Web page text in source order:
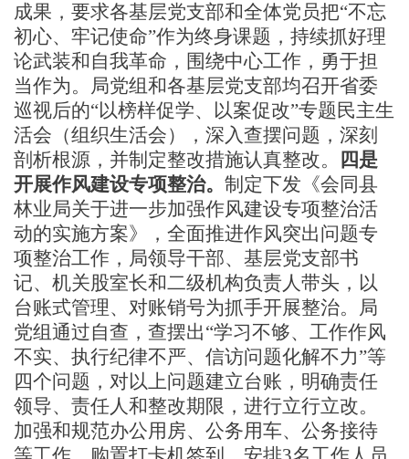
成果，要求各基层党支部和全体党员把“不忘
初心、牢记使命”作为终身课题，持续抓好理
论武装和自我革命，围绕中心工作，勇于担
当作为。局党组和各基层党支部均召开省委
巡视后的“以榜样促学、以案促改”专题民主生
活会（组织生活会），深入查摆问题，深刻
剖析根源，并制定整改措施认真整改。
四是
开展作风建设专项整治。 制定下发《会同县
林业局关于进一步加强作风建设专项整治活
动的实施方案》，全面推进作风突出问题专
项整治工作，局领导干部、基层党支部书
记、机关股室长和二级机构负责人带头， 以
台账式管理、对账销号为抓手开展整治。局
党组通过自查，查摆出“学习不够、工作作风
不实、执行纪律不严、信访问题化解不力”等
四个问题，对以上问题建立台账，明确责任
领导、责任人和整改期限，进行立行立改。
加强和规范办公用房、公务用车、公务接待